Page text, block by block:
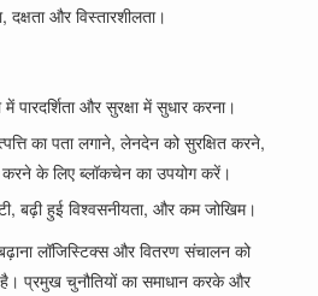
और विस्तारशीलता।
पारदर्शिता और सुरक्षा में सुधार करना।
का पता लगाने, लेनदेन को सुरक्षित करने,
के लिए ब्लॉकचेन का उपयोग करें।
बढ़ी हुई विश्वसनीयता, और कम जोखिम।
लॉजिस्टिक्स और वितरण संचालन को
प्रमुख चुनौतियों का समाधान करके और